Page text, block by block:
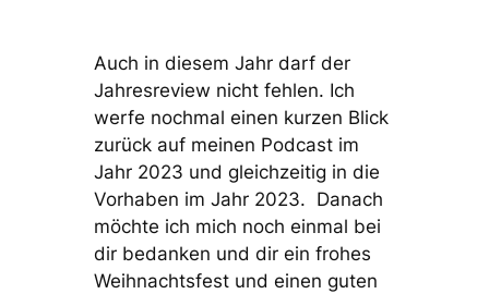
Auch in diesem Jahr darf der
Jahresreview nicht fehlen. Ich
werfe nochmal einen kurzen Blick
zurück auf meinen Podcast im
Jahr 2023 und gleichzeitig in die
Vorhaben im Jahr 2023. Danach
möchte ich mich noch einmal bei
dir bedanken und dir ein frohes
Weihnachtsfest und einen guten